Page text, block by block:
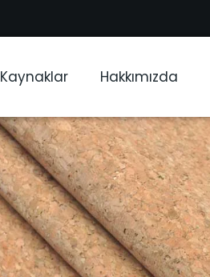
Kaynaklar Hakkımızda